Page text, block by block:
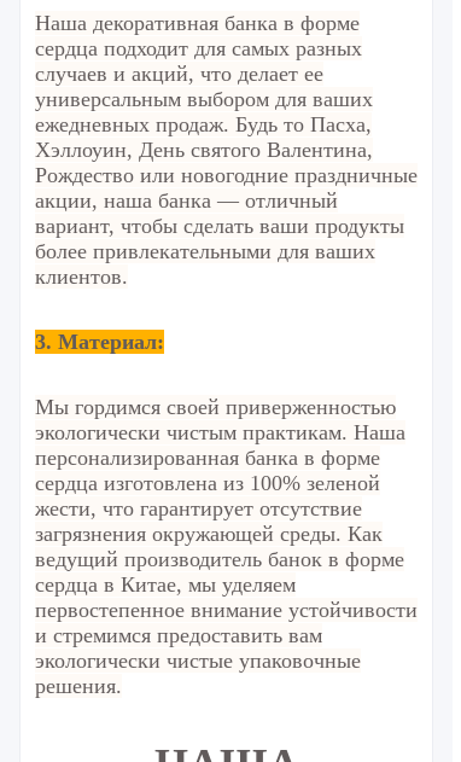
Наша декоративная банка в форме
сердца подходит для самых разных
случаев и акций, что делает ее
универсальным выбором для ваших
ежедневных продаж. Будь то Пасха,
Хэллоуин, День святого Валентина,
Рождество или новогодние праздничные
акции, наша банка — отличный
вариант, чтобы сделать ваши продукты
более привлекательными для ваших
клиентов.
3. Материал:
Мы гордимся своей приверженностью
экологически чистым практикам. Наша
персонализированная банка в форме
сердца изготовлена из 100% зеленой
жести, что гарантирует отсутствие
загрязнения окружающей среды. Как
ведущий производитель банок в форме
сердца в Китае, мы уделяем
первостепенное внимание устойчивости
и стремимся предоставить вам
экологически чистые упаковочные
решения.